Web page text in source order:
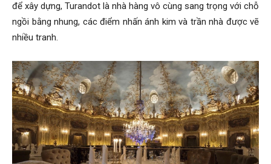
để xây dựng, Turandot là nhà hàng vô cùng sang trọng với chỗ
ngồi bằng nhung, các điểm nhấn ánh kim và trần nhà được vẽ
nhiều tranh.